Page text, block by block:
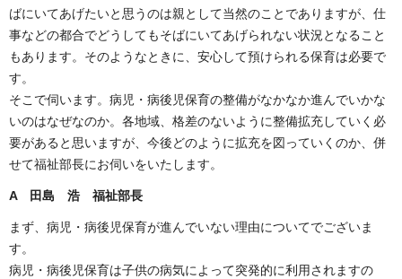
ばにいてあげたいと思うのは親として当然のことでありますが、仕
事などの都合でどうしてもそばにいてあげられない状況となること
もあります。そのようなときに、安心して預けられる保育は必要で
す。
そこで伺います。病児・病後児保育の整備がなかなか進んでいかな
いのはなぜなのか。各地域、格差のないように整備拡充していく必
要があると思いますが、今後どのように拡充を図っていくのか、併
せて福祉部長にお伺いをいたします。
A 田島 浩 福祉部長
まず、病児・病後児保育が進んでいない理由についてでございま
す。
病児・病後児保育は子供の病気によって突発的に利用されますの